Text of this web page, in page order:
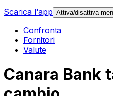
Scarica l'app Attiva/disattiva
Confronta
Fornitori
Valute
Canara Bank